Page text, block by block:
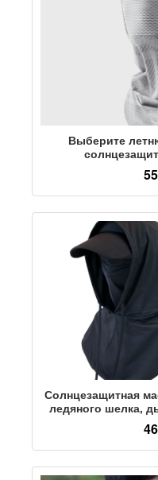
Выберите
солнцезащитный
дышащее
Солнцезащитная
ледяного шелка,
вуаль для
верховой езды,